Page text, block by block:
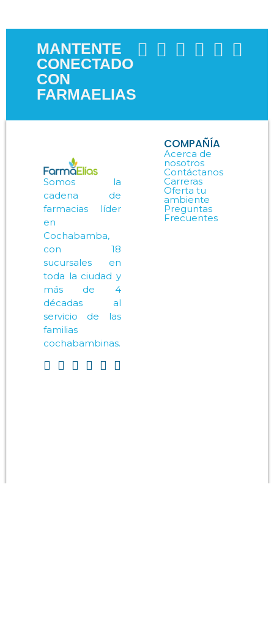
MANTENTE
CONECTADO
CON
FARMAELIAS
Somos la
cadena de
farmacias líder
en
Cochabamba,
con 18
sucursales en
toda la ciudad y
más de 4
décadas al
servicio de las
familias
cochabambinas.
COMPAÑÍA
Acerca de
nosotros
Contáctanos
Carreras
Oferta tu
ambiente
Preguntas
Frecuentes